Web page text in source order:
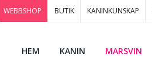
WEBBSHOP BUTIK KANINKUNSKAP
HEM KANIN MARSVIN